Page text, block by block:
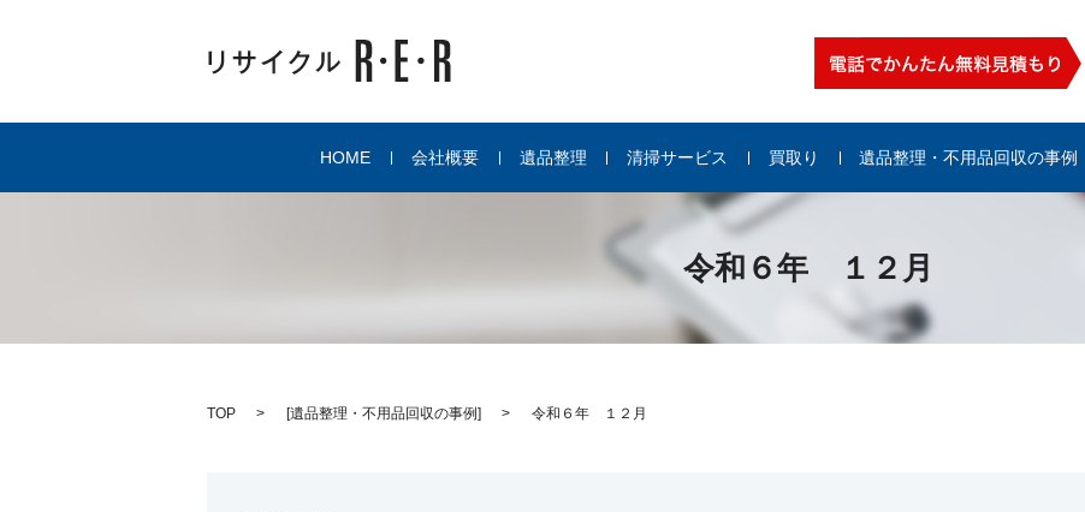
HOME 会社概要 遺品整理 清掃サービス 買取り 遺品整理・不用品回収の事例
令和６年 １２月
TOP [遺品整理・不用品回収の事例] 令和６年 １２月